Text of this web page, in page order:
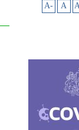
A- A